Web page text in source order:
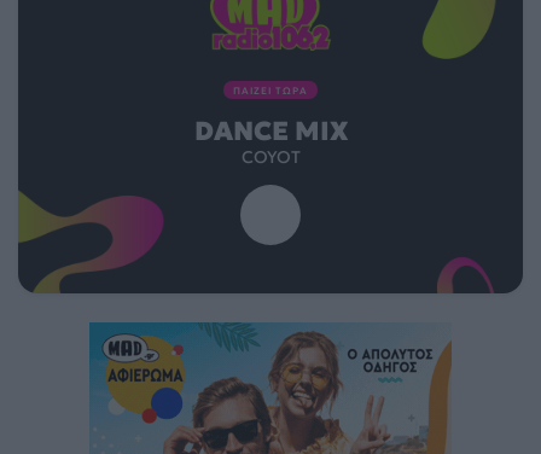
ΠΑΙΖΕΙ ΤΩΡΑ
DANCE MIX
COYOT